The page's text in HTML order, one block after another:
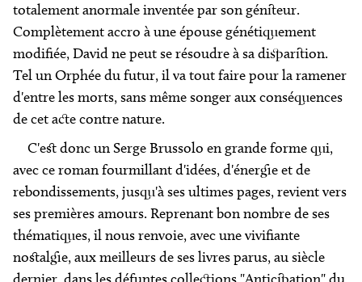
totalement anormale inventée par son géniteur.
Complètement accro à une épouse génétiquement
modifiée, David ne peut se résoudre à sa disparition.
Tel un Orphée du futur, il va tout faire pour la ramener
d'entre les morts, sans même songer aux conséquences
de cet acte contre nature.
C'est donc un Serge Brussolo en grande forme qui,
avec ce roman fourmillant d'idées, d'énergie et de
rebondissements, jusqu'à ses ultimes pages, revient vers
ses premières amours. Reprenant bon nombre de ses
thématiques, il nous renvoie, avec une vivifiante
nostalgie, aux meilleurs de ses livres parus, au siècle